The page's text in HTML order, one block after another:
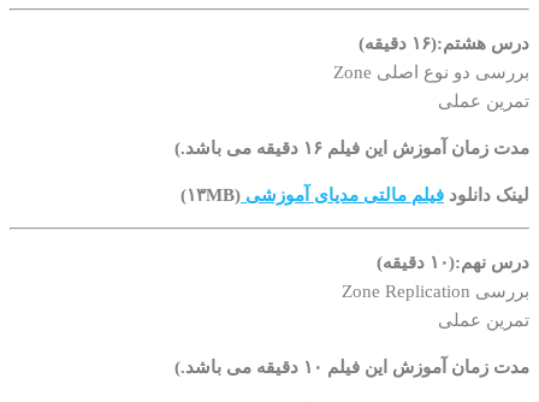
درس هشتم:(۱۶ دقیقه)
بررسی دو نوع اصلی Zone
تمرین عملی
مدت زمان آموزش این فیلم ۱۶ دقیقه می باشد.)
لینک دانلود فیلم مالتی مدیای آموزشی (۱۳MB)
درس نهم:(۱۰ دقیقه)
بررسی Zone Replication
تمرین عملی
مدت زمان آموزش این فیلم ۱۰ دقیقه می باشد.)